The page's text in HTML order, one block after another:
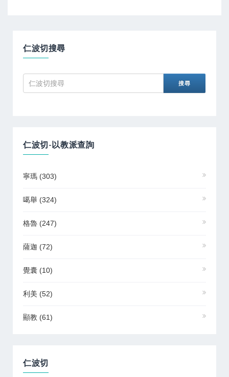
仁波切搜尋
仁波切-以教派查詢
寧瑪 (303)
噶舉 (324)
格魯 (247)
薩迦 (72)
覺囊 (10)
利美 (52)
顯教 (61)
仁波切